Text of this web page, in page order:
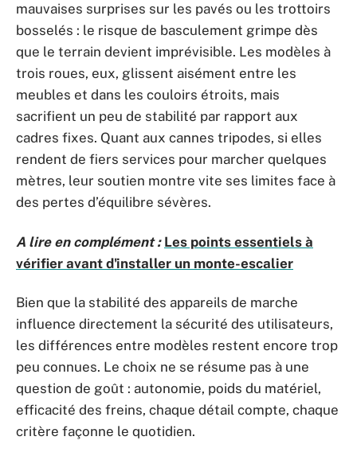
mauvaises surprises sur les pavés ou les trottoirs
bosselés : le risque de basculement grimpe dès
que le terrain devient imprévisible. Les modèles à
trois roues, eux, glissent aisément entre les
meubles et dans les couloirs étroits, mais
sacrifient un peu de stabilité par rapport aux
cadres fixes. Quant aux cannes tripodes, si elles
rendent de fiers services pour marcher quelques
mètres, leur soutien montre vite ses limites face à
des pertes d’équilibre sévères.
A lire en complément : Les points essentiels à
vérifier avant d'installer un monte-escalier
Bien que la stabilité des appareils de marche
influence directement la sécurité des utilisateurs,
les différences entre modèles restent encore trop
peu connues. Le choix ne se résume pas à une
question de goût : autonomie, poids du matériel,
efficacité des freins, chaque détail compte, chaque
critère façonne le quotidien.